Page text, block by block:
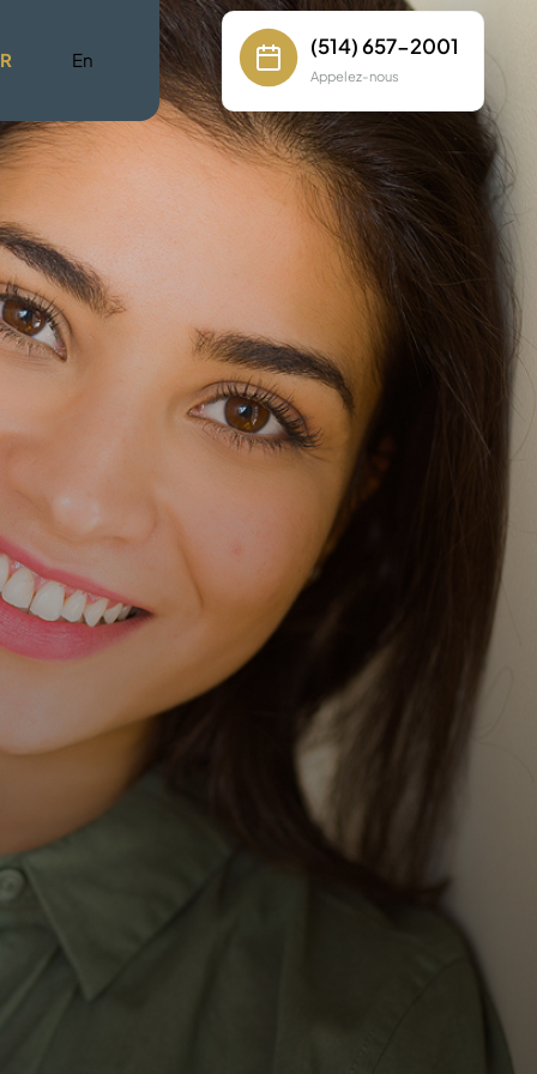
En
(514) 657-2001
Appelez-nous